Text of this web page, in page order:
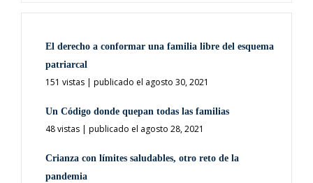
El derecho a conformar una familia libre del esquema
patriarcal
151 vistas | publicado el agosto 30, 2021
Un Código donde quepan todas las familias
48 vistas | publicado el agosto 28, 2021
Crianza con límites saludables, otro reto de la
pandemia